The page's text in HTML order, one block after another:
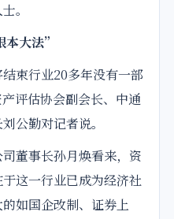
。
大法”
结束行业20多年没有一部
评估协会副会长、中通
公勤对记者说。
董事长孙月焕看来，资
这一行业已成为经济社
如国企改制、证券上